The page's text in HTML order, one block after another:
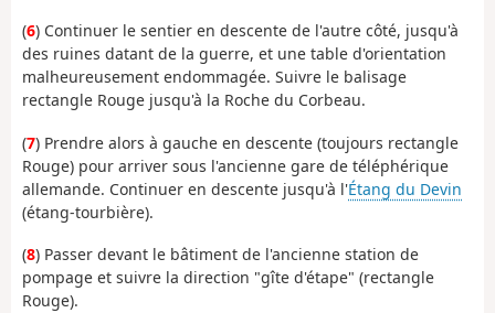
(6) Continuer le sentier en descente de l'autre côté, jusqu'à
des ruines datant de la guerre, et une table d'orientation
malheureusement endommagée. Suivre le balisage
rectangle Rouge jusqu'à la Roche du Corbeau.
(7) Prendre alors à gauche en descente (toujours rectangle
Rouge) pour arriver sous l'ancienne gare de téléphérique
allemande. Continuer en descente jusqu'à l'Étang du Devin
(étang-tourbière).
(8) Passer devant le bâtiment de l'ancienne station de
pompage et suivre la direction "gîte d'étape" (rectangle
Rouge).